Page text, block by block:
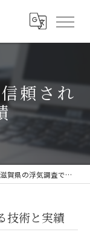
頼され
滋賀県の浮気調査で信頼される技術と実績
技術と実績